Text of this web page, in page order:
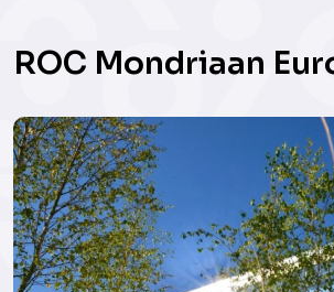
ROC Mondriaan